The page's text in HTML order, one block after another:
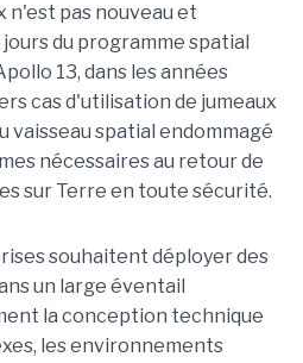
n'est pas nouveau et
du programme spatial
13, dans les années
cas d'utilisation de jumeaux
vaisseau spatial endommagé
nécessaires au retour de
sur Terre en toute sécurité.
souhaitent déployer des
un large éventail
la conception technique
les environnements